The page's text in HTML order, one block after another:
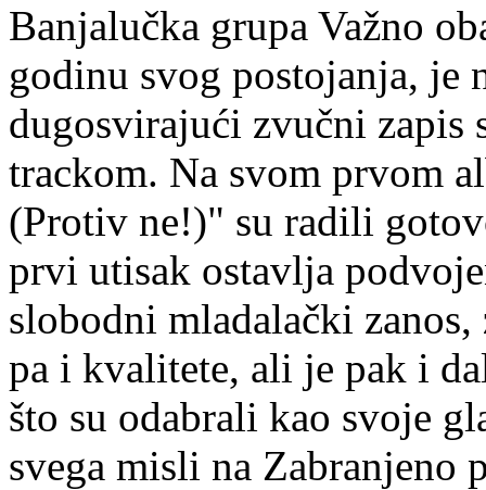
Banjalučka grupa Važno
godinu svog postojanja, je
dugosvirajući zvučni zapis
trackom. Na svom prvom
(Protiv ne!)" su radili
prvi utisak ostavlja
slobodni mladalački zanos,
pa i kvalitete, ali je pak i
što su odabrali kao svoje
svega misli na Zabranjeno